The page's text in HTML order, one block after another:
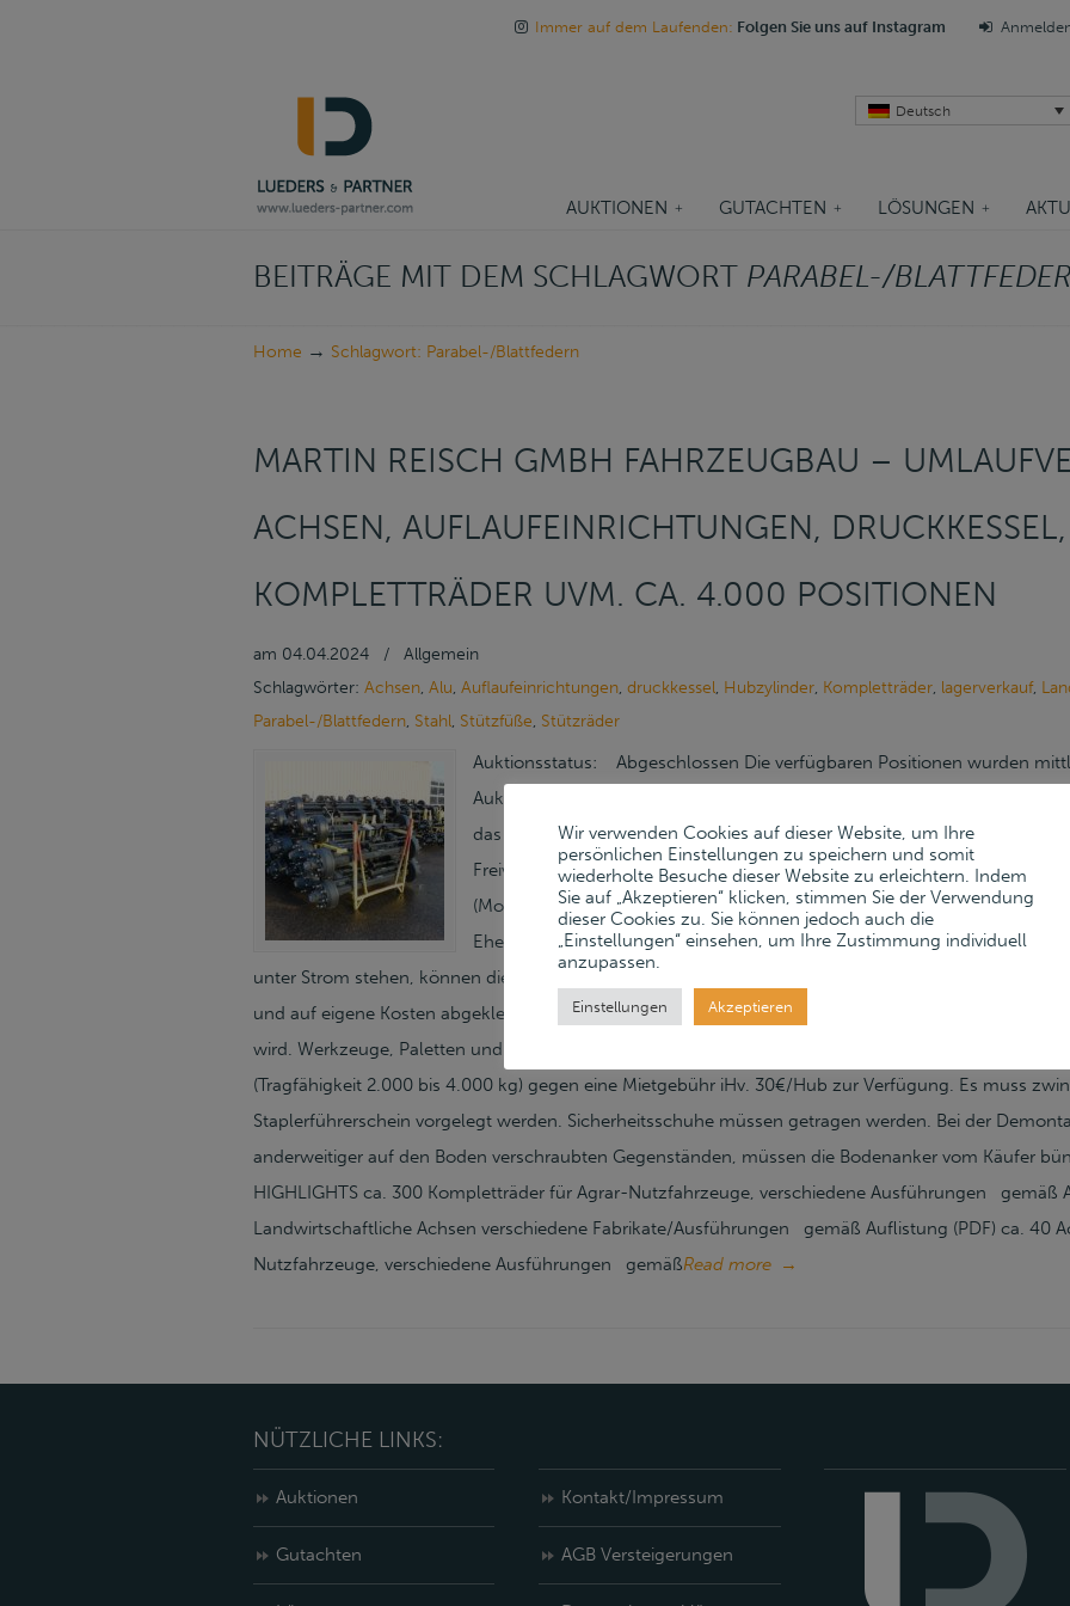
Immer auf dem Laufenden: Folgen Sie uns auf Instagram
Deutsch
AUKTIONEN GUTACHTEN LÖSUNGEN
Navigation
BEITRÄGE MIT DEM SCHLAGWORT PARABEL-/
Home → Schlagwort: Parabel-/Blattfedern
MARTIN REISCH GMBH FAHRZEUGBAU –
ACHSEN, AUFLAUFEINRICHTUNGEN,
KOMPLETTRÄDER UVM. CA. 4.000 POSITIONEN
am 04.04.2024 /
Allgemein
Schlagwörter: Achsen, Alu, Auflaufeinrichtungen, druckkessel, Hubzylinder, Kompletträder, lagerverkauf,
Parabel-/Blattfedern, Stahl, Stützfüße, Stützräder
Auktionsstatus: Abgeschlossen Die verfügbaren Positionen wurden
Auktion ist somit abgeschlossen. Freiverkauf Im Auftrag der
das Umlaufvermögen der Martin Reisch GmbH Fahrzeugbau aus
Freiverkauf auf unserer Auktionsplattform. AbholungAbholung Montag,
(Mo–Do 9 -17 Uhr, Fr 9-14 Uhr) Martin Reisch GmbH Fahrzeugbau
Ehekirchen-Hollenbach Google Maps » Wichtige Informationen zur
unter Strom stehen, können diese nach Absprache mit dem Elektrounternehmen Vogl, Tel. +49
und auf eigene Kosten abgeklemmt werden. Bitte beachten Sie, dass eigenes Demontage-,
wird. Werkzeuge, Paletten und Verpackungsmaterial stehen nicht zur Verfügung. Es stehen für die
(Tragfähigkeit 2.000 bis 4.000 kg) gegen eine Mietgebühr iHv. 30€/Hub zur Verfügung. Es muss
Staplerführerschein vorgelegt werden. Sicherheitsschuhe müssen getragen werden. Bei der
anderweitiger auf den Boden verschraubten Gegenständen, müssen die Bodenanker vom Käufer
HIGHLIGHTS ca. 300 Kompletträder für Agrar-Nutzfahrzeuge, verschiedene Ausführungen gemäß
Landwirtschaftliche Achsen verschiedene Fabrikate/Ausführungen gemäß Auflistung (PDF) ca. 40
Nutzfahrzeuge, verschiedene Ausführungen gemäßRead more →
NÜTZLICHE LINKS:
Auktionen
Gutachten
Kontakt/Impressum
AGB Versteigerungen
Wir verwenden Cookies auf dieser Website, um Ihre
persönlichen Einstellungen zu speichern und somit
wiederholte Besuche dieser Website zu erleichtern. Indem
Sie auf „Akzeptieren“ klicken, stimmen Sie der Verwendung
dieser Cookies zu. Sie können jedoch auch die
„Einstellungen“ einsehen, um Ihre Zustimmung individuell
anzupassen.
Einstellungen Akzeptieren